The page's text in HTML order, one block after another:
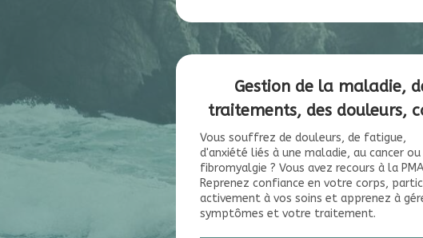
Gestion de la maladie,
traitements, des douleurs,
Vous souffrez de douleurs, de fatigue,
d'anxiété liés à une maladie, au cancer
fibromyalgie ? Vous avez recours à la
Reprenez confiance en votre corps,
activement à vos soins et apprenez à
symptômes et votre traitement.